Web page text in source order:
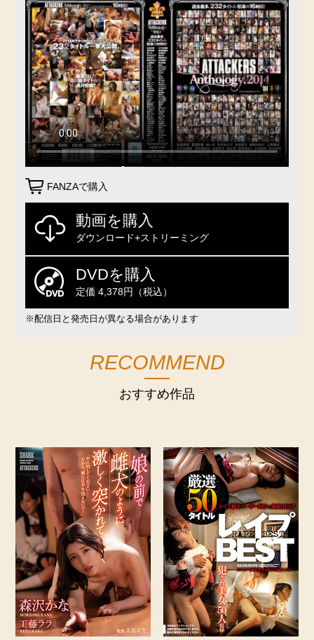
FANZAで購入
動画を購入
ダウンロード+ストリーミング
DVDを購入
定価 4,378円（税込）
※配信日と発売日が異なる場合があります
RECOMMEND
おすすめ作品